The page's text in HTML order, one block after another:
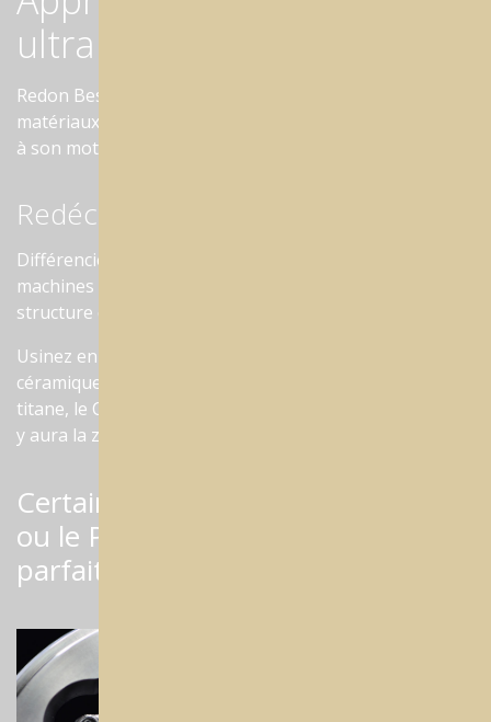
ultra délicates.
Redon Best Mill a la capacité de traiter tous les
matériaux utilisés dans les applications dentaires grâce
à son moteur sensible et puissant.
Redécouvrez les limites
Différenciez les usinages secs et humides dans les deux
machines ; tout est sous votre contrôle grâce à la
structure d’assemblage unique.
Usinez en humide dans une machine: les blocs
céramiques, les polymères haute performance, le
titane, le CrCo et le PMMA. Dans l'autre machine à sec il
y aura la zircone, la cire, le CrCo et le PMMA etc.
Certains matériaux comme le CrCo
ou le PMMA peuvent être usinés
parfaitement en humide ou à sec.